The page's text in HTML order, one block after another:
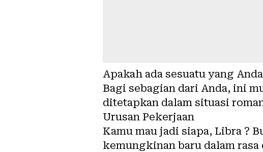
Apakah ada sesuatu yang
Bagi sebagian dari Anda, ini
ditetapkan dalam situasi
Urusan Pekerjaan
Kamu mau jadi siapa, Libra ?
kemungkinan baru dalam